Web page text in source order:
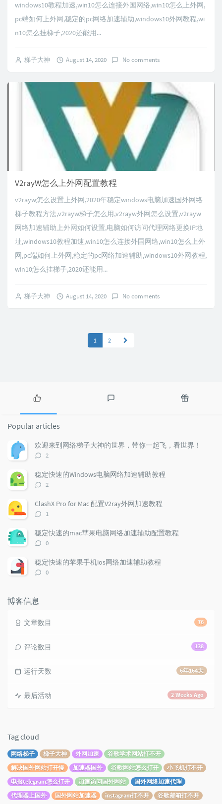
windows10教程加速,win10怎么连接外国网络,win10怎么上外网,
pc端如何上外网,稳定的pc网络加速辅助,windows10外网教程,wi
n10怎么挂梯子,2020还能用...
梯子大神 August 14, 2020 No comments
V2rayW怎么上外网配置教程
v2rayw怎么设置上外网,2020年稳定windows电脑加速国外网络
梯子教程方法,v2rayw梯子怎么用,v2rayw外网怎么设置,v2rayw
网络加速辅助上外网如何设置,电脑如何访问代理网络更换IP地
址,windows10教程加速,win10怎么连接外国网络,win10怎么上外
网,pc端如何上外网,稳定的pc网络加速辅助,windows10外网教程,
win10怎么挂梯子,2020还能用...
梯子大神 August 14, 2020 No comments
1 2
P
p
u
l
a
r
a
r
t
i
l
e
e
s
c
o
m
t
d
o
Popular articles
欢迎来到网络梯子大神的世界，带你一起飞，看世界！
评
数：
2
稳定快速的Windows电脑网络加速辅助教程
评
数：
2
ClashX Pro for Mac 配置V2ray外网加速教程
评
数：
1
稳定快速的mac苹果电脑网络加速辅助配置教程
评
数：
0
稳定快速的苹果手机ios网络加速辅助教程
评
0
博客信息
76
文章数目
138
评论数目
6年164天
运行天数
2 Weeks Ago
最后活动
Tag cloud
网络梯子 梯子大神 外网加速
谷歌学术网站打不开
解决国外网站打开慢
加速器国外 谷歌网站怎么打开
小飞机打不开
电报telegram怎么打开
加速访问国外网站
国外网络加速代理
代理器上国外
国外网站加速器 instagram打不开 谷歌邮箱打不开